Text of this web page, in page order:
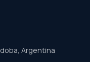
Argentina